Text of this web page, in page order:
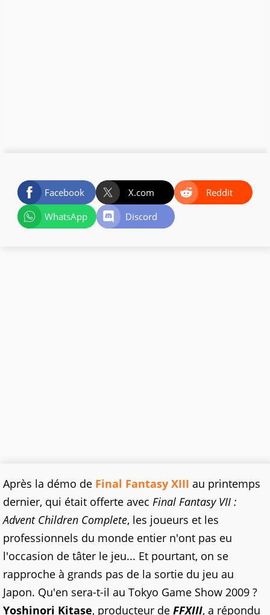
Facebook X.com
Reddit
WhatsApp
Discord
Après la démo de Final Fantasy XIII au printemps
dernier, qui était offerte avec Final Fantasy VII :
Advent Children Complete, les joueurs et les
professionnels du monde entier n'ont pas eu
l'occasion de tâter le jeu... Et pourtant, on se
rapproche à grands pas de la sortie du jeu au
Japon. Qu'en sera-t-il au Tokyo Game Show 2009 ?
Yoshinori Kitase, producteur de FFXIII, a répondu